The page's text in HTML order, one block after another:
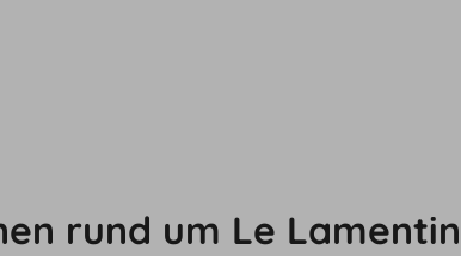
rund um Le Lamentin